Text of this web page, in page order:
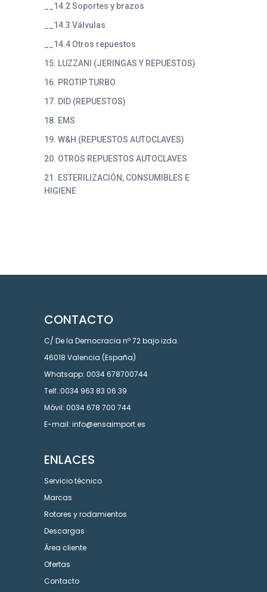
__14.2 Soportes y brazos
__14.3 Válvulas
__14.4 Otros repuestos
15. LUZZANI (JERINGAS Y REPUESTOS)
16. PROTIP TURBO
17. DID (REPUESTOS)
18. EMS
19. W&H (REPUESTOS AUTOCLAVES)
20. OTROS REPUESTOS AUTOCLAVES
21. ESTERILIZACIÓN, CONSUMIBLES E
HIGIENE
CONTACTO
C/ De la Democracia nº 72 bajo izda.
46018 Valencia (España)
Whatsapp: 0034 678700744
Telf.:0034 963 83 06 39
Móvil: 0034 678 700 744
E-mail: info@ensaimport.es
ENLACES
Servicio técnico
Marcas
Rotores y rodamientos
Descargas
Área cliente
Ofertas
Contacto